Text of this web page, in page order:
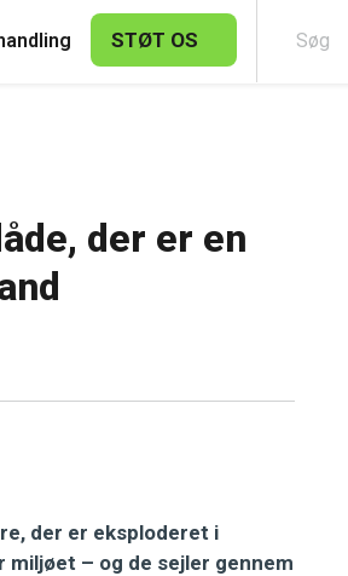
STØT OS
der er en
der er eksploderet i
– og de sejler gennem